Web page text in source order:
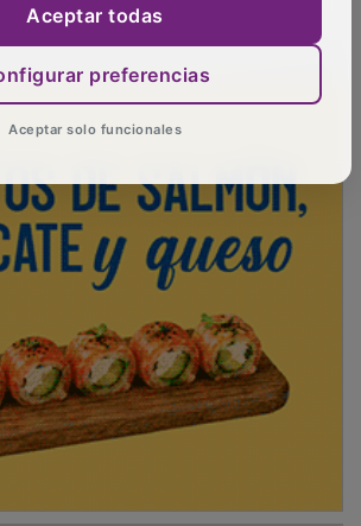
Aceptar todas
preferencias
Aceptar solo funcionales